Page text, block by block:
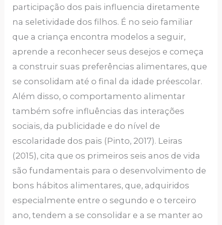
participação dos pais influencia diretamente
na seletividade dos filhos. É no seio familiar
que a criança encontra modelos a seguir,
aprende a reconhecer seus desejos e começa
a construir suas preferências alimentares, que
se consolidam até o final da idade préescolar.
Além disso, o comportamento alimentar
também sofre influências das interações
sociais, da publicidade e do nível de
escolaridade dos pais (Pinto, 2017). Leiras
(2015), cita que os primeiros seis anos de vida
são fundamentais para o desenvolvimento de
bons hábitos alimentares, que, adquiridos
especialmente entre o segundo e o terceiro
ano, tendem a se consolidar e a se manter ao